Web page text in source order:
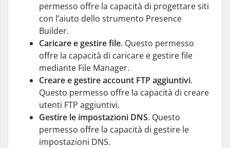
permesso offre la capacità di progettare siti
con l’aiuto dello strumento Presence
Builder.
Caricare e gestire file. Questo permesso
offre la capacità di caricare e gestire file
mediante File Manager.
Creare e gestire account FTP aggiuntivi.
Questo permesso offre la capacità di creare
utenti FTP aggiuntivi.
Gestire le impostazioni DNS. Questo
permesso offre la capacità di gestire le
impostazioni DNS.